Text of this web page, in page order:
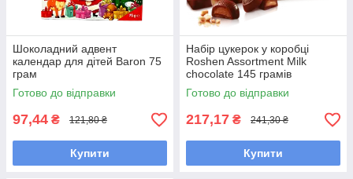
Шоколадний адвент
календар для дітей Baron 75
грам
Готово до відправки
97,44 ₴ 121,80 ₴
Купити
Набір цукерок у коробці
Roshen Assortment Milk
chocolate 145 грамів
Готово до відправки
217,17 ₴ 241,30 ₴
Купити